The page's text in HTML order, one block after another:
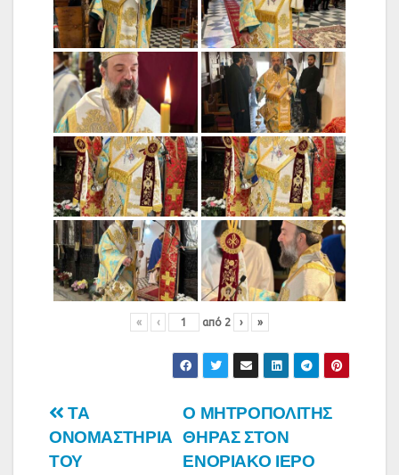
« ‹ από 2 › »
Πλοήγηση
άρθρων
Ο ΜΗΤΡΟΠΟΛΙΤΗΣ
ΘΗΡΑΣ ΣΤΟΝ
ΕΝΟΡΙΑΚΟ ΙΕΡΟ
ΤΑ
ΟΝΟΜΑΣΤΗΡΙΑ
ΤΟΥ